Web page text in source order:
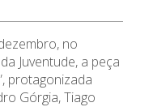
no
Juventude, a peça
protagonizada
Górgia, Tiago